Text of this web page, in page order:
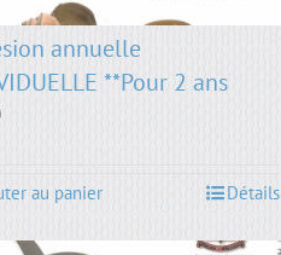
annuelle
**Pour 2 ans
au panier Détails